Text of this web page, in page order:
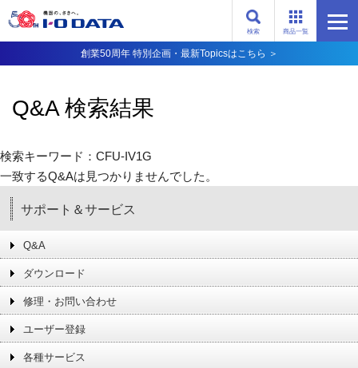
商品一覧
検索
創業50周年 特別企画・最新Topicsはこちら ＞
Q&A 検索結果
検索キーワード：CFU-IV1G
一致するQ&Aは見つかりませんでした。
サポート＆サービス
Q&A
ダウンロード
修理・お問い合わせ
ユーザー登録
各種サービス